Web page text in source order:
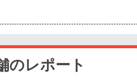
のレポート